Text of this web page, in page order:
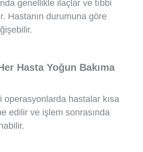
genellikle ilaçlar ve tıbbi
Hastanın durumuna göre
Hasta Yoğun Bakıma
operasyonlarda hastalar kısa
edilir ve işlem sonrasında